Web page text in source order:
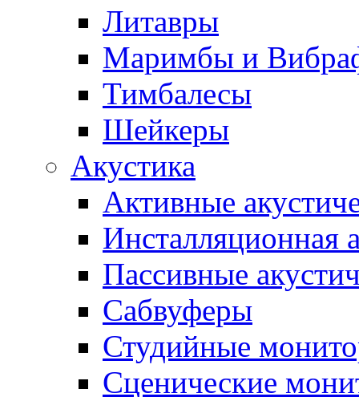
Литавры
Маримбы и
Тимбалесы
Шейкеры
Акустика
Активные
Инсталляционная
Пассивные
Сабвуферы
Студийные
Сценические